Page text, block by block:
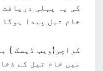
خام تیل پیدا ہوگا
کراچی(ویب ڈیسک )
میں خام تیل کے